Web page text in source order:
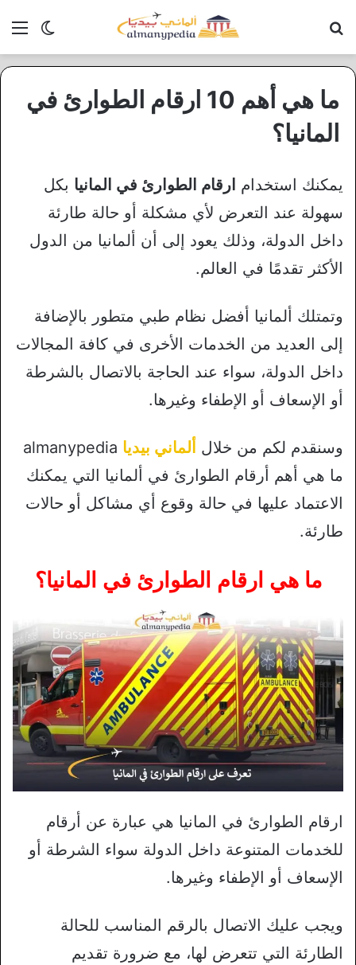
الوضع
ما هي أهم 10 ارقام الطوارئ في
المانيا؟
يمكنك استخدام ارقام الطوارئ في المانيا بكل
سهولة عند التعرض لأي مشكلة أو حالة طارئة
داخل الدولة، وذلك يعود إلى أن ألمانيا من الدول
الأكثر تقدمًا في العالم.
وتمتلك ألمانيا أفضل نظام طبي متطور بالإضافة
إلى العديد من الخدمات الأخرى في كافة المجالات
داخل الدولة، سواء عند الحاجة بالاتصال بالشرطة
أو الإسعاف أو الإطفاء وغيرها.
وسنقدم لكم من خلال ألماني بيديا almanypedia
ما هي أهم أرقام الطوارئ في ألمانيا التي يمكنك
الاعتماد عليها في حالة وقوع أي مشاكل أو حالات
طارئة.
ما هي ارقام الطوارئ في المانيا؟
ارقام الطوارئ في المانيا هي عبارة عن أرقام
للخدمات المتنوعة داخل الدولة سواء الشرطة أو
الإسعاف أو الإطفاء وغيرها.
ويجب عليك الاتصال بالرقم المناسب للحالة
الطارئة التي تتعرض لها، مع ضرورة تقديم